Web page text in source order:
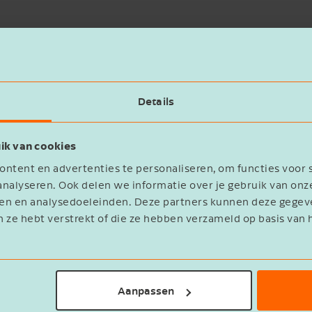
Details
van cookies
en advertenties te personaliseren, om functies voor
Ook delen we informatie over je gebruik van
en analysedoeleinden. Deze partners kunnen deze
hebt verstrekt of die ze hebben verzameld op basis van
Aanpassen
er sprake was van ongelijke behandeling tussen
het feit dat vrouwen vaker dan mannen in deeltijd
arbeidsduur, minder goed
onderscheid op grond van geslacht.
Hof de vraag of de regeling in strijd was met
minder gunstig behandeld dan
de regeling de werkgever zou kunnen